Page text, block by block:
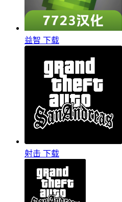
益智 下载
射击 下载